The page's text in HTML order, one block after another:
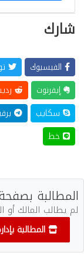
شارك
الفيسبوك
إيفرنوت
سكايب
خط
المطالبة
لم يطالب المالك أو
المطالبة